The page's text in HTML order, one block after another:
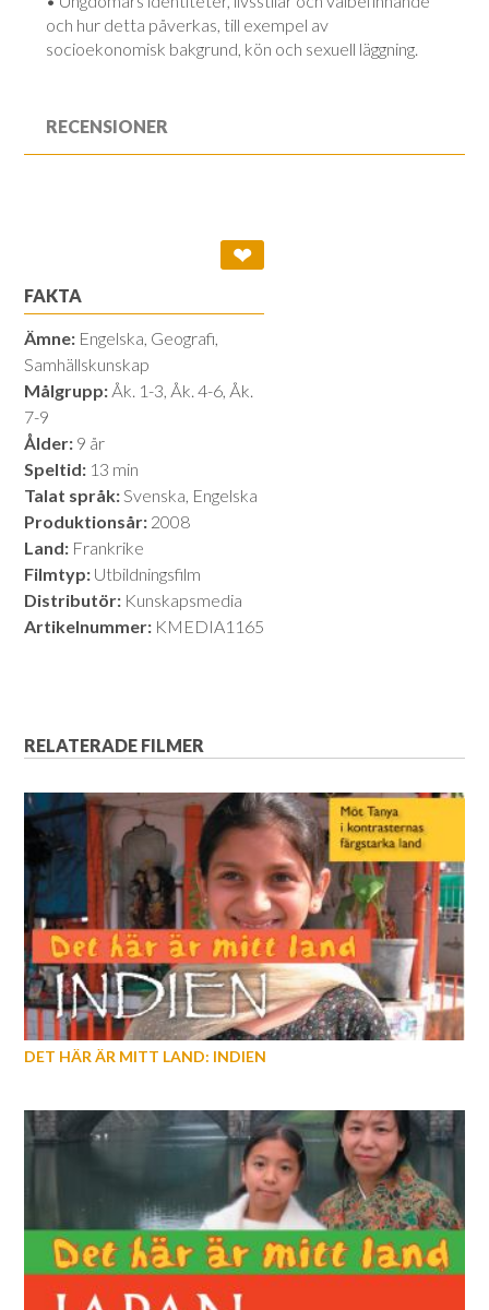
och hur detta påverkas, till exempel av
socioekonomisk bakgrund, kön och sexuell läggning.
RECENSIONER
❤
FAKTA
Ämne: Engelska, Geografi,
Samhällskunskap
Målgrupp: Åk. 1-3, Åk. 4-6, Åk.
7-9
Ålder: 9 år
Speltid: 13 min
Talat språk:Svenska, Engelska
Produktionsår: 2008
Land: Frankrike
Filmtyp: Utbildningsfilm
Distributör: Kunskapsmedia
Artikelnummer: KMEDIA1165
RELATERADE FILMER
DET HÄR ÄR MITT LAND: INDIEN